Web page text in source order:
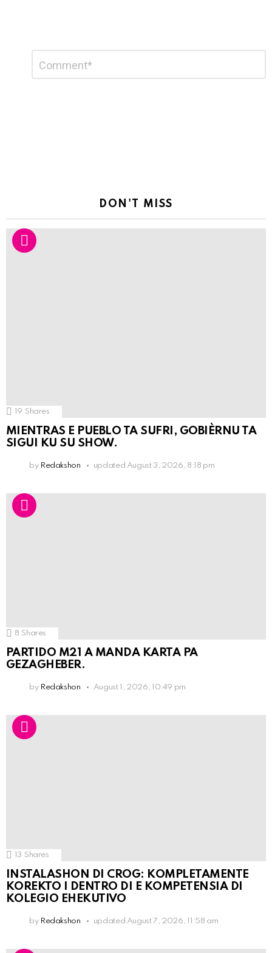
Reply
DON'T MISS
19 Shares
MIENTRAS E PUEBLO TA SUFRI, GOBIÈRNU TA
SIGUI KU SU SHOW.
by Redakshon updated August 3, 2026, 8:18 pm
8 Shares
PARTIDO M21 A MANDA KARTA PA
GEZAGHEBER.
by Redakshon August 1, 2026, 10:49 pm
13 Shares
INSTALASHON DI CROG: KOMPLETAMENTE
KOREKTO I DENTRO DI E KOMPETENSIA DI
KOLEGIO EHEKUTIVO
by Redakshon updated August 7, 2026, 11:58 am